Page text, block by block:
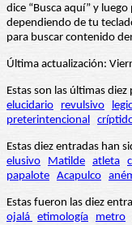
dice “Busca aquí” y
dependiendo de tu
para buscar contenido
Última actualización:
Estas son las últimas
elucidario
revulsivo
preterintencional
Estas diez entradas han
elusivo
Matilde atleta
papalote Acapulco
Estas fueron las diez
ojalá etimología metro